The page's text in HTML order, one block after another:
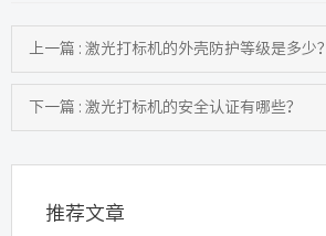
上一篇 : 激光打标机的外壳防护等级是多少？
下一篇 : 激光打标机的安全认证有哪些？
推荐文章